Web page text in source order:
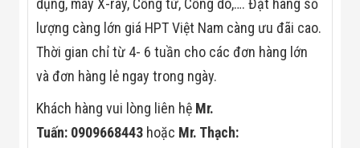
Đội
Dự Án Khối Nhà
Dự Án Kho
dụng, máy X-ray, Cổng từ, Cổng dò,…. Đặt hàng số
lượng càng lớn giá HPT Việt Nam càng ưu đãi cao.
Thời gian chỉ từ 4- 6 tuần cho các đơn hàng lớn
và đơn hàng lẻ ngay trong ngày.
Khách hàng vui lòng liên hệ Mr.
Tuấn: 0909668443 hoặc Mr. Thạch: